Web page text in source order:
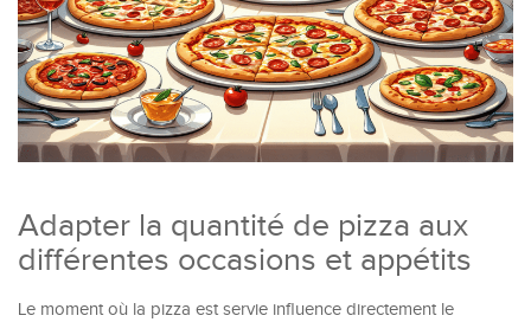
Adapter la quantité de pizza aux
différentes occasions et appétits
Le moment où la pizza est servie influence directement le